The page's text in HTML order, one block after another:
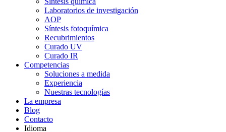
Laboratorios de investigación
AOP
Síntesis fotoquímica
Recubrimientos
Curado UV
Curado IR
Competencias
Soluciones a medida
Experiencia
Nuestras tecnologías
La empresa
Blog
Contacto
Idioma